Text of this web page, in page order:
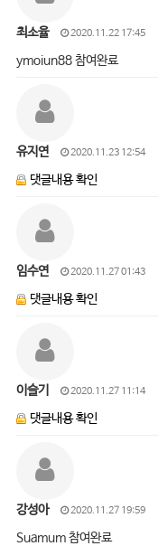
최소율 2020.11.22 17:45
ymoiun88 참여완료
유지연 2020.11.23 12:54
댓글내용 확인
임수연 2020.11.27 01:43
댓글내용 확인
이슬기 2020.11.27 11:14
댓글내용 확인
강성아 2020.11.27 19:59
Suamum 참여완료